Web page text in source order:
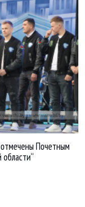
Почетным
области“